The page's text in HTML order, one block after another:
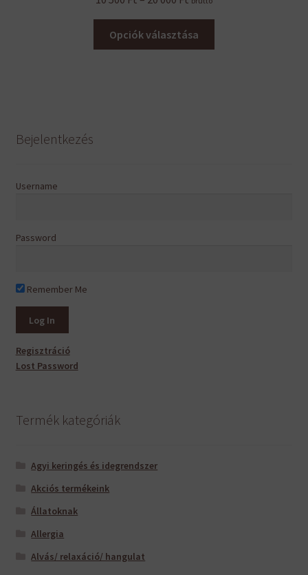
500 Ft
-
Opciók választása
Bejelentkezés
Username
Password
Remember Me
Regisztráció
Lost Password
Termék kategóriák
Agyi keringés és idegrendszer
Akciós termékeink
Állatoknak
Allergia
Alvás/ relaxáció/ hangulat